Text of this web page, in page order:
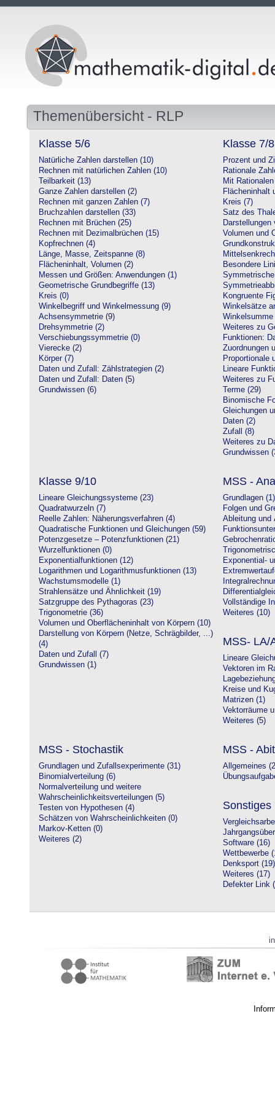
Themenübersicht - RLP
Klasse 5/6
Natürliche Zahlen darstellen (10)
Rechnen mit natürlichen Zahlen (10)
Teilbarkeit (13)
Ganze Zahlen darstellen (2)
Rechnen mit ganzen Zahlen (7)
Bruchzahlen darstellen (33)
Rechnen mit Brüchen (25)
Rechnen mit Dezimalbrüchen (15)
Kopfrechnen (4)
Länge, Masse, Zeitspanne (8)
Flächeninhalt, Volumen (2)
Messen und Größen: Anwendungen (1)
Geometrische Grundbegriffe (13)
Kreis (0)
Winkelbegriff und Winkelmessung (9)
Achsensymmetrie (9)
Drehsymmetrie (2)
Verschiebungssymmetrie (0)
Vierecke (2)
Körper (7)
Daten und Zufall: Zählstrategien (2)
Daten und Zufall: Daten (5)
Grundwissen (6)
Klasse 7/8
Prozent und
Rationale
Mit
Flächeninhalt
Kreis (7)
Satz des
Darstellungen
Volumen und
Besondere
Kongruente
Winkelsätze
Weiteres zu
Funktionen:
Zuordnungen
Proportionale
Lineare
Weiteres zu
Terme (29)
Binomische
Gleichungen
Daten (2)
Zufall (8)
Weiteres zu
Grundwissen
Klasse 9/10
Lineare Gleichungssysteme (23)
Quadratwurzeln (7)
Reelle Zahlen: Näherungsverfahren (4)
Quadratische Funktionen und Gleichungen (59)
Potenzgesetze – Potenzfunktionen (21)
Wurzelfunktionen (0)
Exponentialfunktionen (12)
Logarithmen und Logarithmusfunktionen (13)
Wachstumsmodelle (1)
Strahlensätze und Ähnlichkeit (19)
Satzgruppe des Pythagoras (23)
Trigonometrie (36)
Volumen und Oberflächeninhalt von Körpern (10)
Darstellung von Körpern (Netze, Schrägbilder, ...)
(4)
Daten und Zufall (7)
Grundwissen (1)
MSS -
Grundlagen (1)
Folgen und
Ableitung und
Exponential-
Vollständige
Weiteres (10)
MSS- LA/
Lineare
Vektoren im
Kreise und
Matrizen (1)
Vektorräume
Weiteres (5)
MSS - Stochastik
Grundlagen und Zufallsexperimente (31)
Binomialverteilung (6)
Normalverteilung und weitere
Wahrscheinlichkeitsverteilungen (5)
Testen von Hypothesen (4)
Schätzen von Wahrscheinlichkeiten (0)
Markov-Ketten (0)
Weiteres (2)
MSS -
Allgemeines
Sonstiges
Software (16)
Wettbewerbe
Denksport (19)
Weiteres (17)
Defekter Link